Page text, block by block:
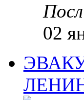
02